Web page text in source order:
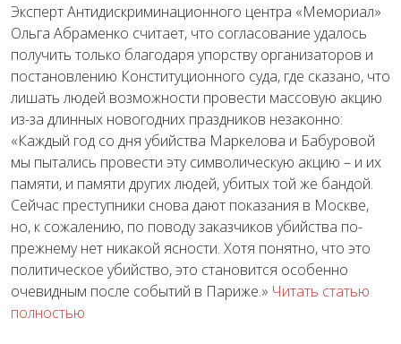
Эксперт Антидискриминационного центра «Мемориал»
Ольга Абраменко считает, что согласование удалось
получить только благодаря упорству организаторов и
постановлению Конституционного суда, где сказано, что
лишать людей возможности провести массовую акцию
из-за длинных новогодних праздников незаконно:
«Каждый год со дня убийства Маркелова и Бабуровой
мы пытались провести эту символическую акцию – и их
памяти, и памяти других людей, убитых той же бандой.
Сейчас преступники снова дают показания в Москве,
но, к сожалению, по поводу заказчиков убийства по-
прежнему нет никакой ясности. Хотя понятно, что это
политическое убийство, это становится особенно
очевидным после событий в Париже.» Читать статью
полностью